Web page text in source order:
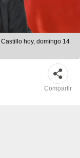
hoy, domingo 14
Compartir